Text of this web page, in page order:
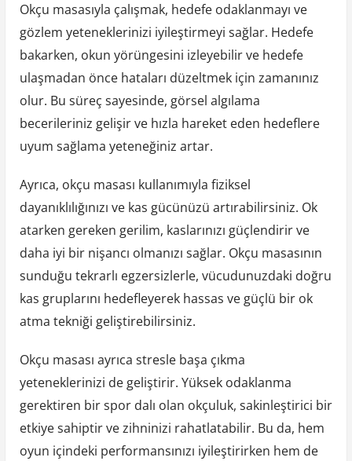
Okçu masasıyla çalışmak, hedefe odaklanmayı ve
gözlem yeteneklerinizi iyileştirmeyi sağlar. Hedefe
bakarken, okun yörüngesini izleyebilir ve hedefe
ulaşmadan önce hataları düzeltmek için zamanınız
olur. Bu süreç sayesinde, görsel algılama
becerileriniz gelişir ve hızla hareket eden hedeflere
uyum sağlama yeteneğiniz artar.
Ayrıca, okçu masası kullanımıyla fiziksel
dayanıklılığınızı ve kas gücünüzü artırabilirsiniz. Ok
atarken gereken gerilim, kaslarınızı güçlendirir ve
daha iyi bir nişancı olmanızı sağlar. Okçu masasının
sunduğu tekrarlı egzersizlerle, vücudunuzdaki doğru
kas gruplarını hedefleyerek hassas ve güçlü bir ok
atma tekniği geliştirebilirsiniz.
Okçu masası ayrıca stresle başa çıkma
yeteneklerinizi de geliştirir. Yüksek odaklanma
gerektiren bir spor dalı olan okçuluk, sakinleştirici bir
etkiye sahiptir ve zihninizi rahatlatabilir. Bu da, hem
oyun içindeki performansınızı iyileştirirken hem de